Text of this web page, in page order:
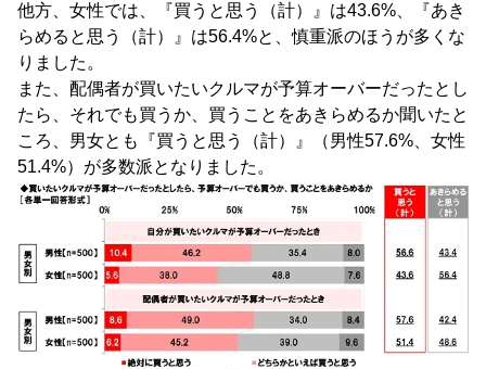
他方、女性では、『買うと思う（計）』は43.6%、『あき
らめると思う（計）』は56.4%と、慎重派のほうが多くな
りました。
また、配偶者が買いたいクルマが予算オーバーだったとし
たら、それでも買うか、買うことをあきらめるか聞いたと
ころ、男女とも『買うと思う（計）』（男性57.6%、女性
51.4%）が多数派となりました。